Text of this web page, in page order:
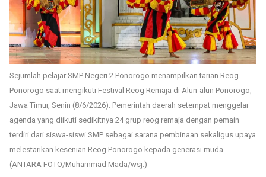
Sejumlah pelajar SMP Negeri 2 Ponorogo menampilkan tarian Reog
Ponorogo saat mengikuti Festival Reog Remaja di Alun-alun Ponorogo,
Jawa Timur, Senin (8/6/2026). Pemerintah daerah setempat menggelar
agenda yang diikuti sedikitnya 24 grup reog remaja dengan pemain
terdiri dari siswa-siswi SMP sebagai sarana pembinaan sekaligus upaya
melestarikan kesenian Reog Ponorogo kepada generasi muda.
(ANTARA FOTO/Muhammad Mada/wsj.)